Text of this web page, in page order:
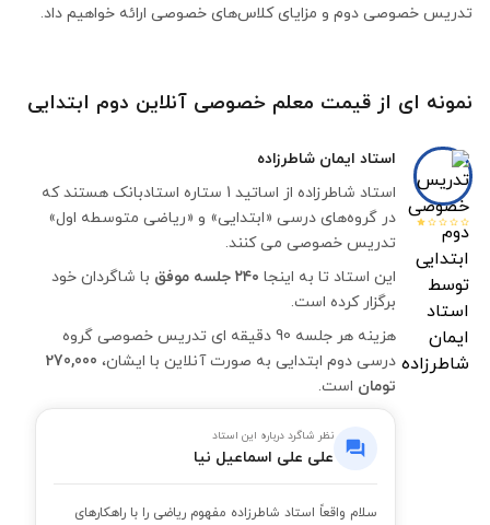
تدریس خصوصی دوم و مزایای کلاس‌های خصوصی ارائه خواهیم داد.
نمونه ای از قیمت معلم خصوصی آنلاین دوم ابتدایی
استاد ایمان شاطرزاده
استاد شاطرزاده از اساتید 1 ستاره استادبانک هستند که
در گروه‌های درسی «ابتدایی» و «ریاضی متوسطه اول»
تدریس خصوصی می کنند.
این استاد تا به اینجا ۲۴۰ جلسه موفق
با شاگردان خود
برگزار کرده است.
هزینه هر جلسه 90 دقیقه ای تدریس خصوصی گروه
درسی دوم ابتدایی به صورت آنلاین با ایشان، 270,000
تومان است.
نظر شاگرد درباره این استاد
علی علی اسماعیل نیا
سلام واقعاً استاد شاطرزاده مفهوم ریاضی را با راهکارهای